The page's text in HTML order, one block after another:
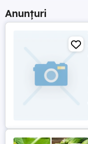
Anunțuri